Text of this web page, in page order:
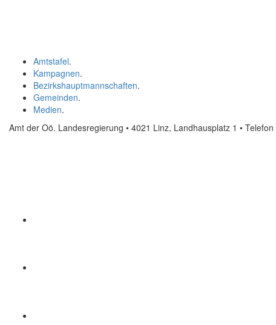
Amtstafel.
Kampagnen.
Bezirkshauptmannschaften.
Gemeinden.
Medien.
Amt der Oö. Landesregierung • 4021 Linz, Landhausplatz 1 • Telefon